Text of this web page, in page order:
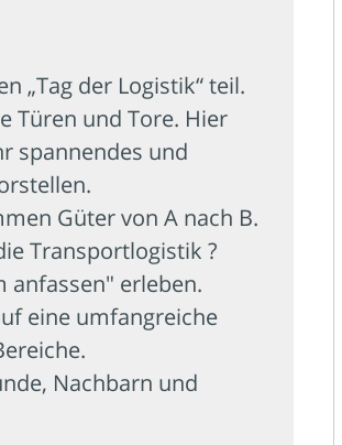
„Tag der Logistik“ teil.
Türen und Tore. Hier
spannendes und
Güter von A nach B.
Transportlogistik ?
anfassen" erleben.
eine umfangreiche
Nachbarn und